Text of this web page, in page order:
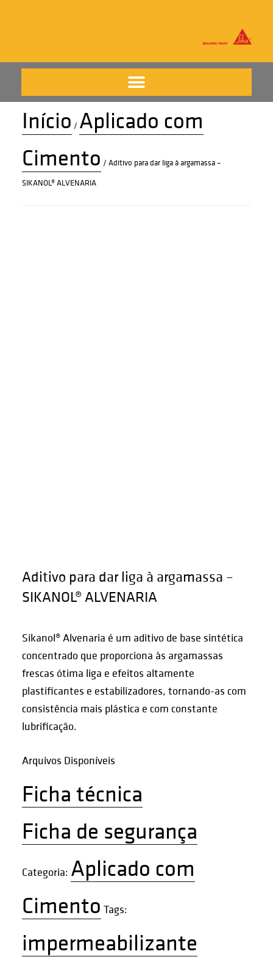
Início / Aplicado com
Cimento / Aditivo para dar liga à argamassa –
SIKANOL® ALVENARIA
Aditivo para dar liga à argamassa –
SIKANOL® ALVENARIA
Sikanol® Alvenaria é um aditivo de base sintética
concentrado que proporciona às argamassas
frescas ótima liga e efeitos altamente
plastificantes e estabilizadores, tornando-as com
consistência mais plástica e com constante
lubrificação.
Arquivos Disponíveis
Ficha técnica
Ficha de segurança
Categoria: Aplicado com
Cimento Tags:
impermeabilizante